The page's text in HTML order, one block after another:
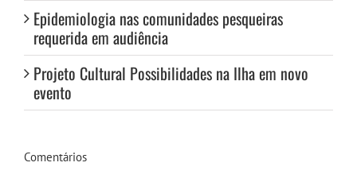
Epidemiologia nas comunidades pesqueiras
requerida em audiência
Projeto Cultural Possibilidades na Ilha em novo
evento
Comentários